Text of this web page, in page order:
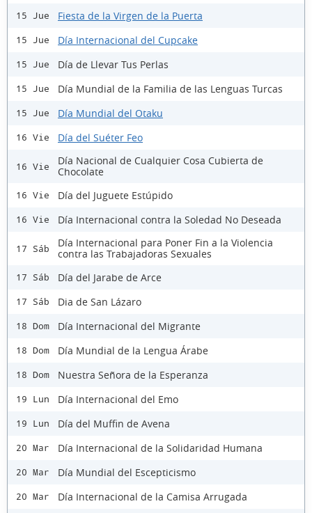
15 Jue Fiesta de la Virgen de la Puerta
15 Jue Día Internacional del Cupcake
15 Jue Día de Llevar Tus Perlas
15 Jue Día Mundial de la Familia de las Lenguas Turcas
15 Jue Día Mundial del Otaku
16 Vie Día del Suéter Feo
16 Vie
Día Nacional de Cualquier Cosa Cubierta de
Chocolate
16 Vie Día del Juguete Estúpido
16 Vie Día Internacional contra la Soledad No Deseada
17 Sáb
Día Internacional para Poner Fin a la Violencia
contra las Trabajadoras Sexuales
17 Sáb Día del Jarabe de Arce
17 Sáb Dia de San Lázaro
18 Dom Día Internacional del Migrante
18 Dom Día Mundial de la Lengua Árabe
18 Dom Nuestra Señora de la Esperanza
19 Lun Día Internacional del Emo
19 Lun Día del Muffin de Avena
20 Mar Día Internacional de la Solidaridad Humana
20 Mar Día Mundial del Escepticismo
20 Mar Día Internacional de la Camisa Arrugada